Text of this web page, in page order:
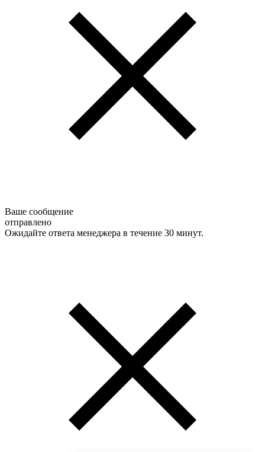
Ваше сообщение
отправлено
Ожидайте ответа менеджера в течение 30 минут.